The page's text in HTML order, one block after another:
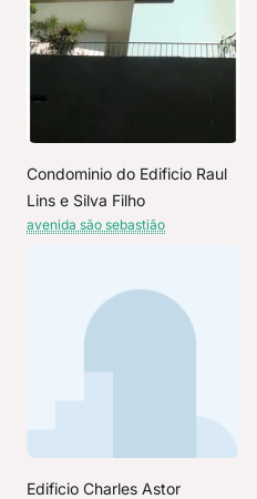
Condominio do Edificio Raul
Lins e Silva Filho
avenida são sebastião
Edificio Charles Astor